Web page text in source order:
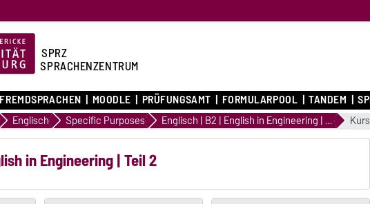
SPRZ
SPRACHENZENTRUM
FREMDSPRACHEN MOODLE PRÜFUNGSAMT FORMULARPOOL TANDEM
Englisch Specific Purposes Englisch | B2 | English in Engineering | Teil 2
in Engineering | Teil 2